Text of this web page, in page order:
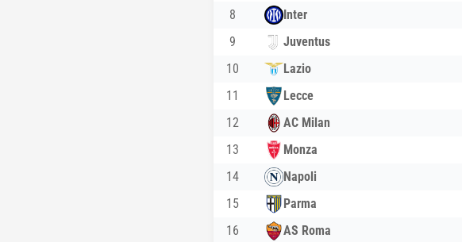
8
Inter
9
Juventus
10
Lazio
11
Lecce
12
AC Milan
13
Monza
14
Napoli
15
Parma
16
AS Roma